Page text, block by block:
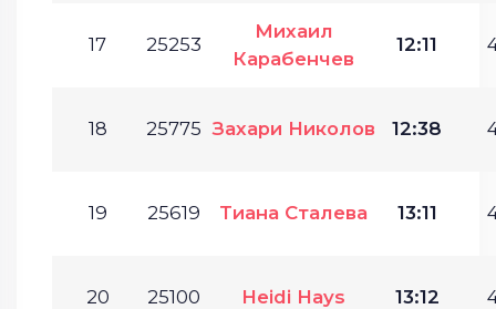
17 25253
Михаил
Карабенчев
12:11
18 25775 Захари Николов 12:38
19 25619 Тиана Сталева 13:11
20 25100 Heidi Hays 13:12